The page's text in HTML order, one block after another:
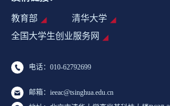
教育部
清华大学
全国大学生创业服务网
电话：010-62792699
邮箱：ieeac@tsinghua.edu.cn